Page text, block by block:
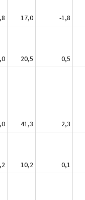
17,0 -1,8
20,5 0,5
41,3 2,3
10,2 0,1